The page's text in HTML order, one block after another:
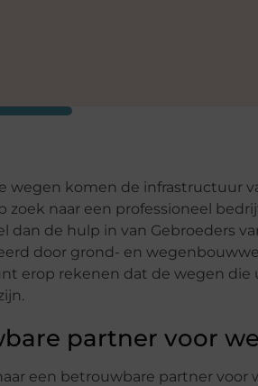
wegen komen de infrastructuur
zoek naar een professioneel
dan de hulp in van Gebroeders
door grond- en
erop rekenen dat de wegen die
partner voor
een betrouwbare partner voor